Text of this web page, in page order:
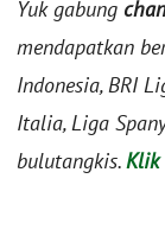
Yuk gabung
mendapatkan
Indonesia, BRI
Italia, Liga
bulutangkis.Klik